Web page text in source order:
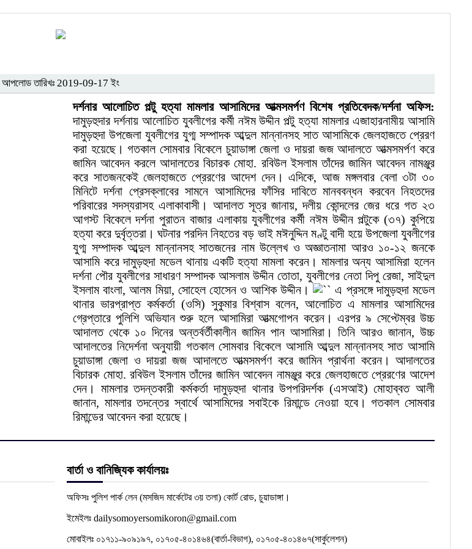
আপলোড তারিখঃ 2019-09-17 ইং
দর্শনার আলোচিত পল্টু হত্যা মামলার আসামিদের আত্মসমর্পণ বিশেষ প্রতিবেদক/দর্শনা অফিস:
দামুড়হুদার দর্শনায় আলোচিত যুবলীগের কর্মী নঈম উদ্দীন পল্টু হত্যা মামলার এজাহারনামীয় আসামি
দামুড়হুদা উপজেলা যুবলীগের যুগ্ম সম্পাদক আব্দুল মান্নানসহ সাত আসামিকে জেলহাজতে প্রেরণ
করা হয়েছে। গতকাল সোমবার বিকেলে চুয়াডাঙ্গা জেলা ও দায়রা জজ আদালতে আত্মসমর্পণ করে
জামিন আবেদন করলে আদালতের বিচারক মোহা. রবিউল ইসলাম তাঁদের জামিন আবেদন নামঞ্জুর
করে সাতজনকেই জেলহাজতে প্রেরণের আদেশ দেন। এদিকে, আজ মঙ্গলবার বেলা ৩টা ৩০
মিনিটে দর্শনা প্রেসক্লাবের সামনে আসামিদের ফাঁসির দাবিতে মানববন্ধন করবেন নিহতদের
পরিবারের সদস্যরাসহ এলাকাবাসী। আদালত সূত্র জানায়, দলীয় কোন্দলের জের ধরে গত ২৩
আগস্ট বিকেলে দর্শনা পুরাতন বাজার এলাকায় যুবলীগের কর্মী নঈম উদ্দীন পল্টুকে (৩৭) কুপিয়ে
হত্যা করে দুর্বৃত্তরা। ঘটনার পরদিন নিহতের বড় ভাই মঈনুদ্দিন মণ্টু বাদী হয়ে উপজেলা যুবলীগের
যুগ্ম সম্পাদক আব্দুল মান্নানসহ সাতজনের নাম উল্লেখ ও অজ্ঞাতনামা আরও ১০-১২ জনকে
আসামি করে দামুড়হুদা মডেল থানায় একটি হত্যা মামলা করেন। মামলার অন্য আসামিরা হলেন
দর্শনা পৌর যুবলীগের সাধারণ সম্পাদক আসলাম উদ্দীন তোতা, যুবলীগের নেতা দিপু রেজা, সাইদুল
ইসলাম বাংলা, আলম মিয়া, সোহেল হোসেন ও আশিক উদ্দীন।
এ প্রসঙ্গে দামুড়হুদা মডেল
থানার ভারপ্রাপ্ত কর্মকর্তা (ওসি) সুকুমার বিশ্বাস বলেন, আলোচিত এ মামলার আসামিদের
গ্রেপ্তারে পুলিশি অভিযান শুরু হলে আসামিরা আত্মগোপন করেন। এরপর ৯ সেপ্টেম্বর উচ্চ
আদালত থেকে ১০ দিনের অন্তর্বর্তীকালীন জামিন পান আসামিরা। তিনি আরও জানান, উচ্চ
আদালতের নিদের্শনা অনুযায়ী গতকাল সোমবার বিকেলে আসামি আব্দুল মান্নানসহ সাত আসামি
চুয়াডাঙ্গা জেলা ও দায়রা জজ আদালতে আত্মসমর্পণ করে জামিন প্রার্থনা করেন। আদালতের
বিচারক মোহা. রবিউল ইসলাম তাঁদের জামিন আবেদন নামঞ্জুর করে জেলহাজতে প্রেরণের আদেশ
দেন। মামলার তদন্তকারী কর্মকর্তা দামুড়হুদা থানার উপপরিদর্শক (এসআই) মোহাব্বত আলী
জানান, মামলার তদন্তের স্বার্থে আসামিদের সবাইকে রিমান্ডে নেওয়া হবে। গতকাল সোমবার
রিমান্ডের আবেদন করা হয়েছে।
বার্তা ও বানিজ্যিক কার্যালয়ঃ
অফিসঃ পুলিশ পার্ক লেন (মসজিদ মার্কেটের ৩য় তলা) কোর্ট রোড, চুয়াডাঙ্গা।
ইমেইলঃ dailysomoyersomikoron@gmail.com
মোবাইলঃ ০১৭১১-৯০৯১৯৭, ০১৭০৫-৪০১৪৬৪(বার্তা-বিভাগ), ০১৭০৫-৪০১৪৬৭(সার্কুলেশন)